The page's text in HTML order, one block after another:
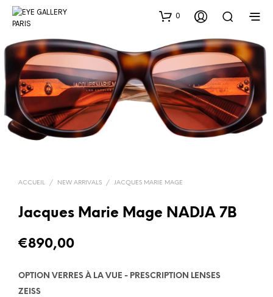
0
ACCUEIL / NEW ARRIVALS / JACQUES MARIE MAGE
Jacques Marie Mage NADJA 7B
€890,00
OPTION VERRES À LA VUE - PRESCRIPTION LENSES
ZEISS